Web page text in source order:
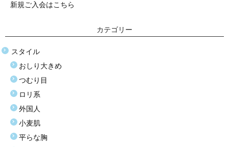
価格選択
3万円以下
3万〜8万円
8万〜9万円
9万〜11万円
11万〜13万円
新規ご入会はこちら
カテゴリー
スタイル
おしり大きめ
つむり目
ロリ系
外国人
小麦肌
平らな胸